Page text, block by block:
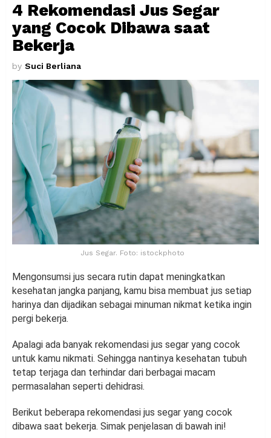
4 Rekomendasi Jus Segar
yang Cocok Dibawa saat
Bekerja
by Suci Berliana
Jus Segar. Foto: istockphoto
Mengonsumsi jus secara rutin dapat meningkatkan
kesehatan jangka panjang, kamu bisa membuat jus setiap
harinya dan dijadikan sebagai minuman nikmat ketika ingin
pergi bekerja.
Apalagi ada banyak rekomendasi jus segar yang cocok
untuk kamu nikmati. Sehingga nantinya kesehatan tubuh
tetap terjaga dan terhindar dari berbagai macam
permasalahan seperti dehidrasi.
Berikut beberapa rekomendasi jus segar yang cocok
dibawa saat bekerja. Simak penjelasan di bawah ini!